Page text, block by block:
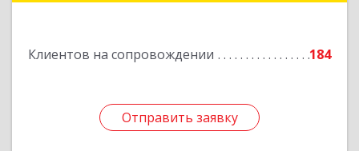
Клиентов на сопровождении 184
Отправить заявку
Отправить заявку